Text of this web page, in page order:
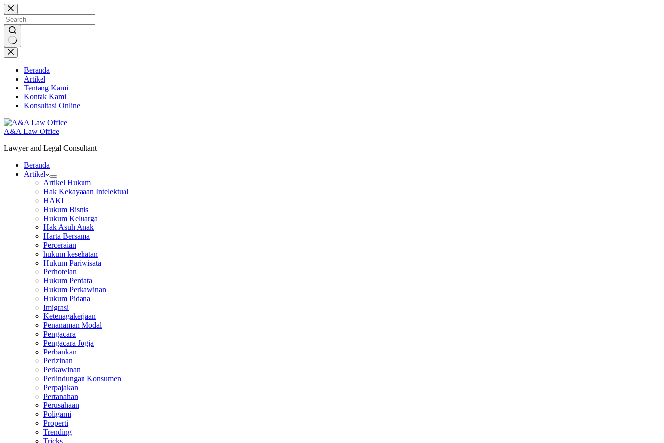
Skip
to
content
No
results
Beranda
Artikel
Tentang Kami
Kontak Kami
Konsultasi Online
A&A Law Office
Lawyer and Legal Consultant
Beranda
Artikel
Artikel Hukum
Hak Kekayaaan Intelektual
HAKI
Hukum Bisnis
Hukum Keluarga
Hak Asuh Anak
Harta Bersama
Perceraian
hukum kesehatan
Hukum Pariwisata
Perhotelan
Hukum Perdata
Hukum Perkawinan
Hukum Pidana
Imigrasi
Ketenagakerjaan
Penanaman Modal
Pengacara
Pengacara Jogja
Perbankan
Perizinan
Perkawinan
Perlindungan Konsumen
Perpajakan
Pertanahan
Perusahaan
Poligami
Properti
Trending
Tricks